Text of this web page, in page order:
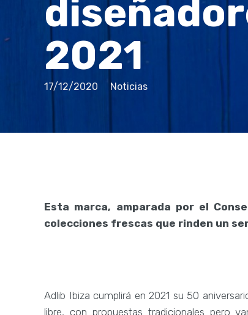
2021
17/12/2020 Noticias
Esta marca, amparada por el
colecciones frescas que rinden un
Adlib Ibiza cumplirá en 2021 su 50
libre, con propuestas tradicionales pero